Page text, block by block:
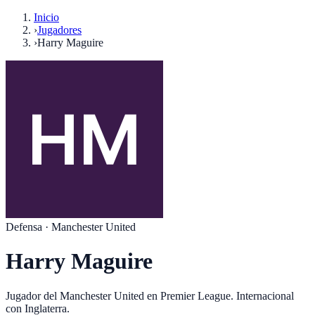
Inicio
›Jugadores
›Harry Maguire
Defensa · Manchester United
Harry Maguire
Jugador del Manchester United en Premier League. Internacional
con Inglaterra.